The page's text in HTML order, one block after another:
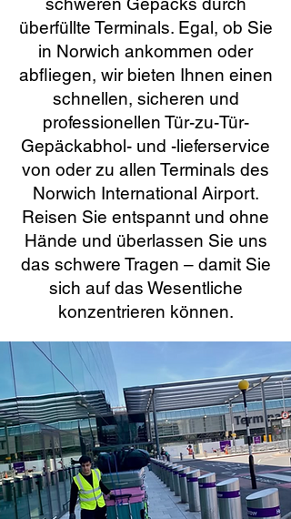
überfüllte Terminals. Egal, ob Sie
in Norwich ankommen oder
abfliegen, wir bieten Ihnen einen
schnellen, sicheren und
professionellen Tür-zu-Tür-
Gepäckabhol- und -lieferservice
von oder zu allen Terminals des
Norwich International Airport.
Reisen Sie entspannt und ohne
Hände und überlassen Sie uns
das schwere Tragen – damit Sie
sich auf das Wesentliche
konzentrieren können.